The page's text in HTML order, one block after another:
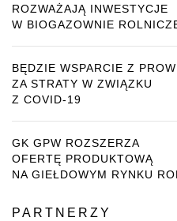
ROZWAŻAJĄ INWESTYCJE
W BIOGAZOWNIE
BĘDZIE WSPARCIE Z PROW
ZA STRATY W ZWIĄZKU
Z COVID-19
GK GPW ROZSZERZA
OFERTĘ PRODUKTOWĄ
NA GIEŁDOWYM RYNKU
PARTNERZY